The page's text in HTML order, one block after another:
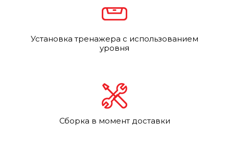
Установка тренажера с использованием
уровня
Сборка в момент доставки